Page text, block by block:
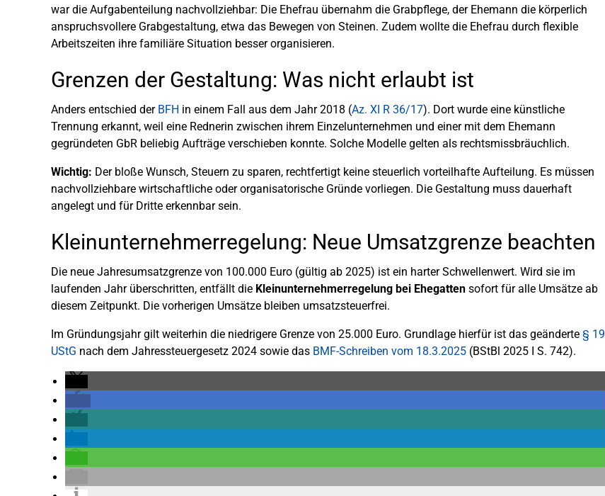
war die Aufgabenteilung nachvollziehbar: Die Ehefrau übernahm die Grabpflege, der Ehemann die körperlich
anspruchsvollere Grabgestaltung, etwa das Bewegen von Steinen. Zudem wollte die Ehefrau durch flexible
Arbeitszeiten ihre familiäre Situation besser organisieren.
Grenzen der Gestaltung: Was nicht erlaubt ist
Anders entschied der BFH in einem Fall aus dem Jahr 2018 (Az. XI R 36/17). Dort wurde eine künstliche
Trennung erkannt, weil eine Rednerin zwischen ihrem Einzelunternehmen und einer mit dem Ehemann
gegründeten GbR beliebig Aufträge verschieben konnte. Solche Modelle gelten als rechtsmissbräuchlich.
Wichtig: Der bloße Wunsch, Steuern zu sparen, rechtfertigt keine steuerlich vorteilhafte Aufteilung. Es müssen
nachvollziehbare wirtschaftliche oder organisatorische Gründe vorliegen. Die Gestaltung muss dauerhaft
angelegt und für Dritte erkennbar sein.
Kleinunternehmerregelung: Neue Umsatzgrenze beachten
Die neue Jahresumsatzgrenze von 100.000 Euro (gültig ab 2025) ist ein harter Schwellenwert. Wird sie im
laufenden Jahr überschritten, entfällt die Kleinunternehmerregelung bei Ehegatten sofort für alle Umsätze ab
diesem Zeitpunkt. Die vorherigen Umsätze bleiben umsatzsteuerfrei.
Im Gründungsjahr gilt weiterhin die niedrigere Grenze von 25.000 Euro. Grundlage hierfür ist das geänderte § 19
UStG nach dem Jahressteuergesetz 2024 sowie das BMF-Schreiben vom 18.3.2025 (BStBl 2025 I S. 742).